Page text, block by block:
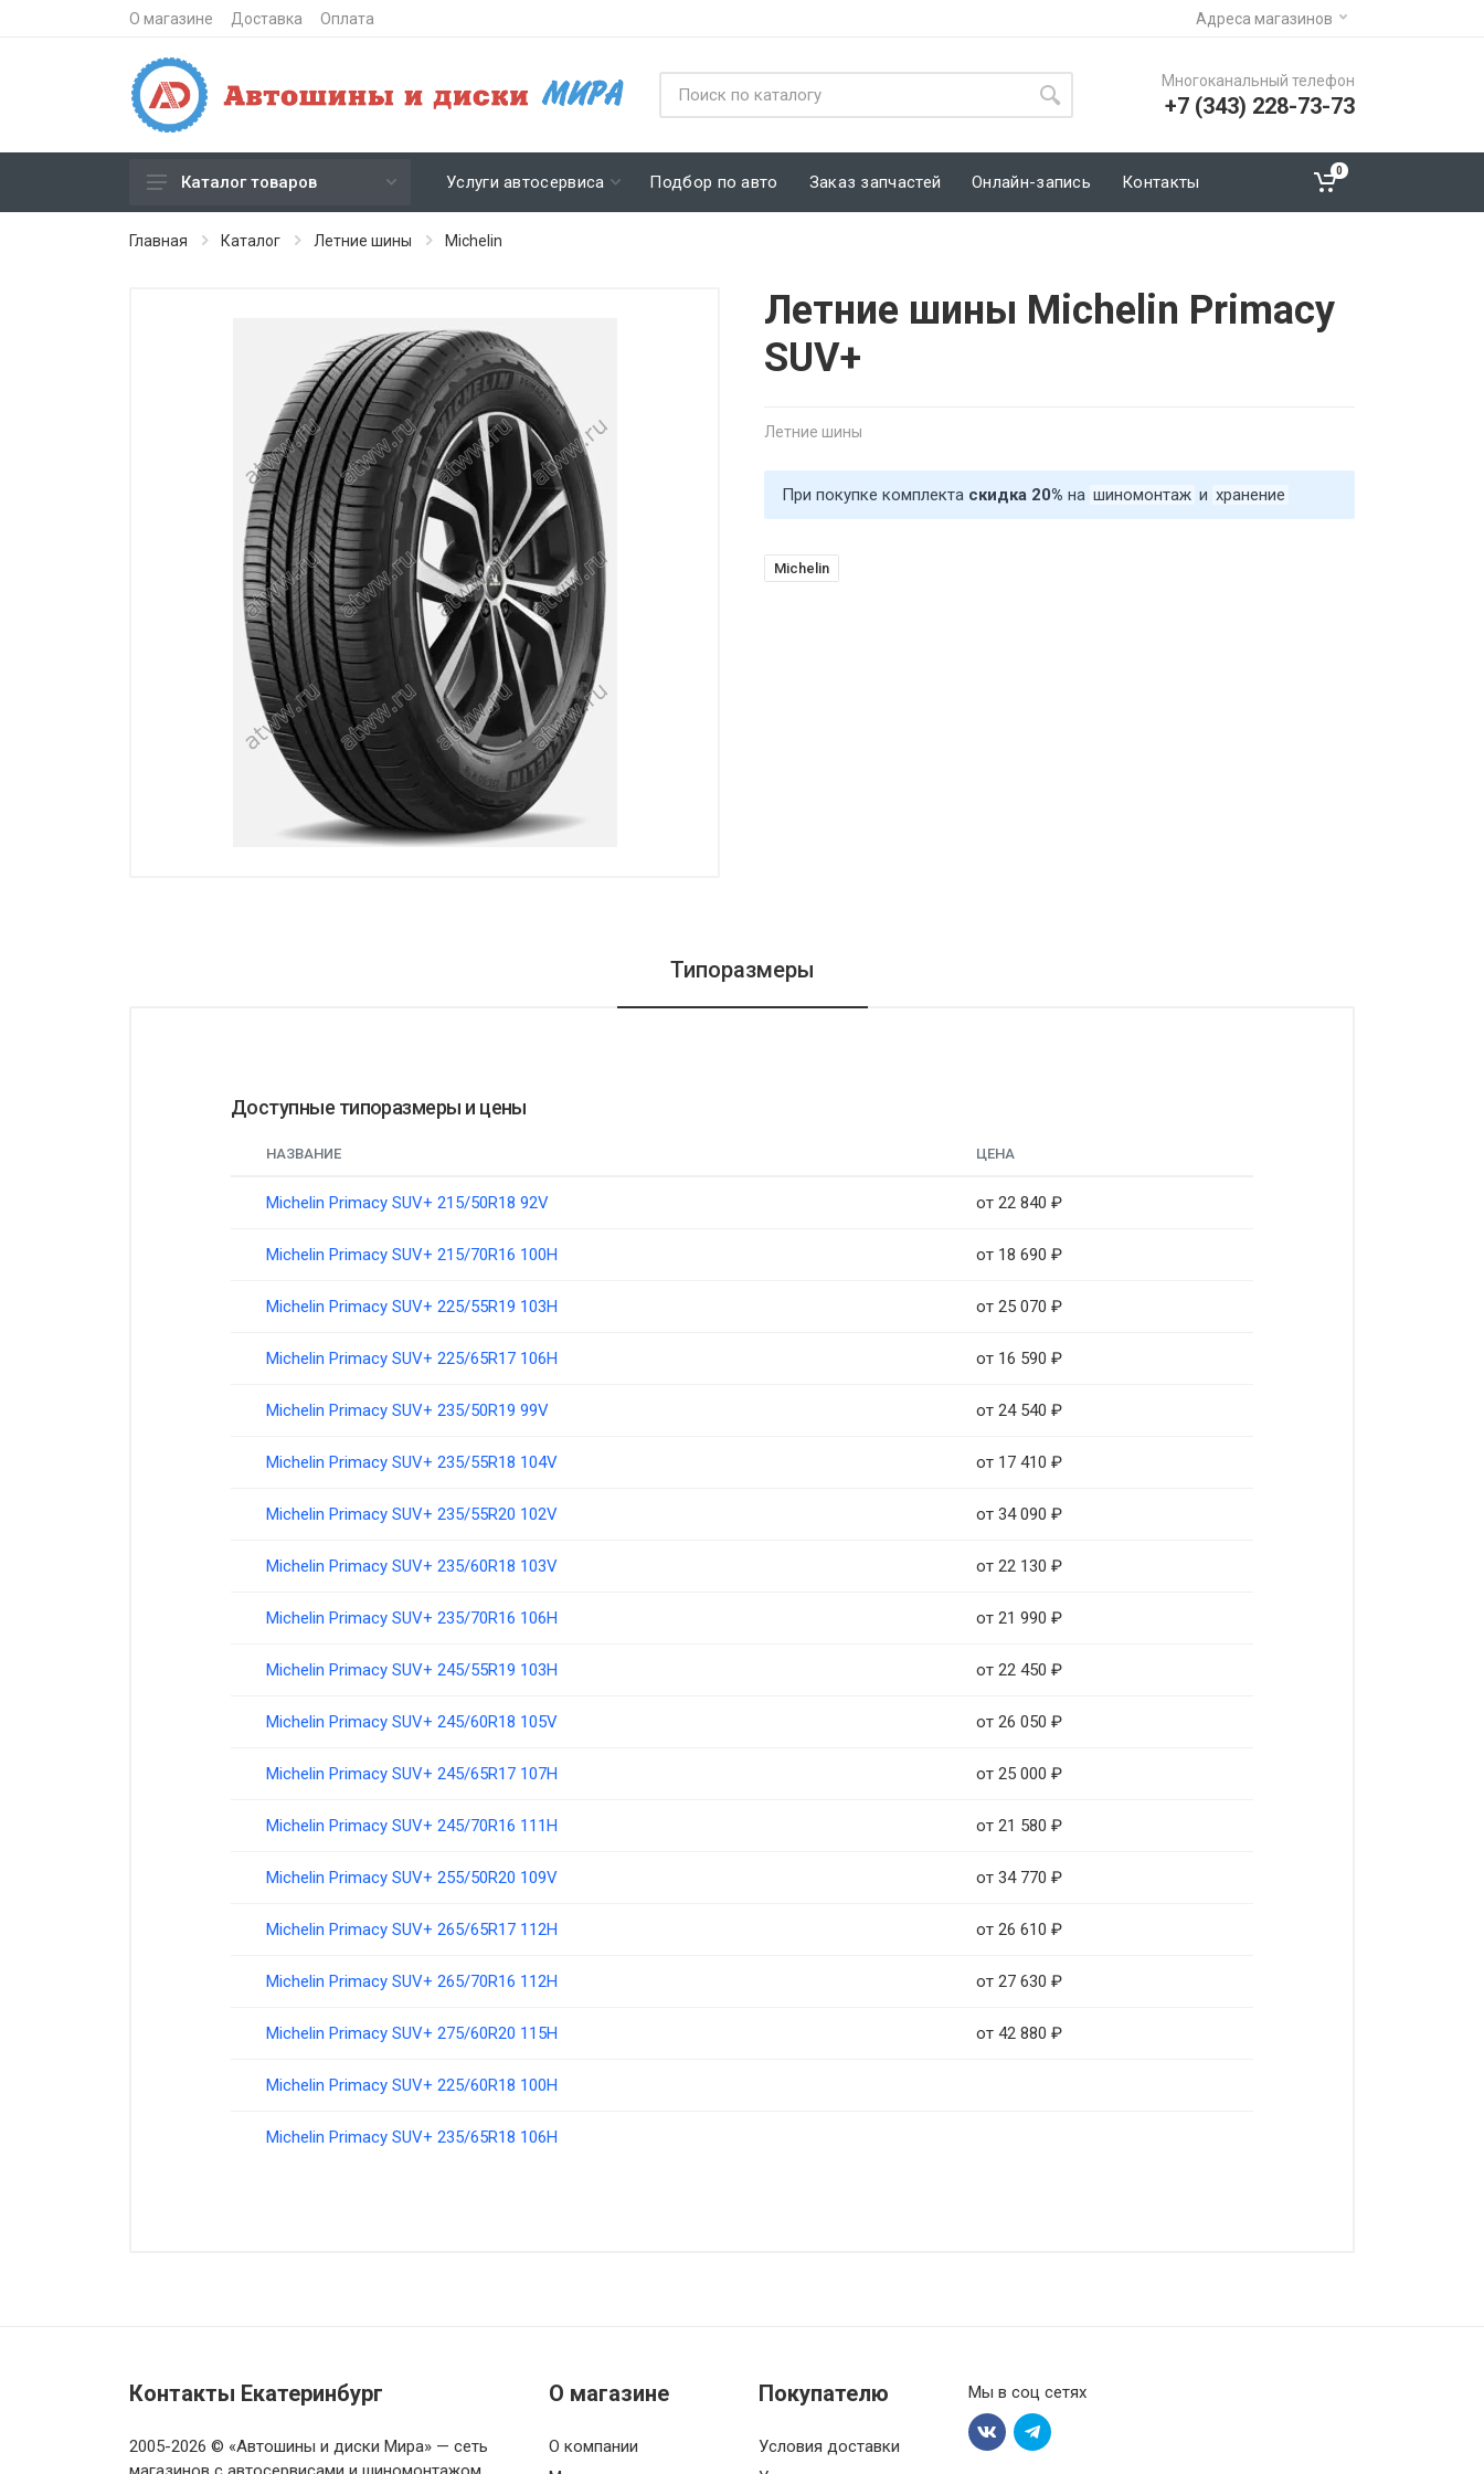
О магазине Доставка Оплата Адреса магазинов
Многоканальный телефон
+7 (343) 228-73-73
Зимние шипованные шины
Штампованные диски
Каталог товаров Услуги автосервиса Подбор по авто Заказ запчастей Онлайн-запись Контакты
0
Главная Каталог Летние шины Michelin
Летние шины Michelin Primacy
SUV+
Летние шины
При покупке комплекта скидка 20% на шиномонтаж и хранение
Michelin
Типоразмеры
Доступные типоразмеры и цены
НАЗВАНИЕ ЦЕНА
Michelin Primacy SUV+ 215/50R18 92V от 22 840 ₽
Michelin Primacy SUV+ 215/70R16 100H от 18 690 ₽
Michelin Primacy SUV+ 225/55R19 103H от 25 070 ₽
Michelin Primacy SUV+ 225/65R17 106H от 16 590 ₽
Michelin Primacy SUV+ 235/50R19 99V от 24 540 ₽
Michelin Primacy SUV+ 235/55R18 104V от 17 410 ₽
Michelin Primacy SUV+ 235/55R20 102V от 34 090 ₽
Michelin Primacy SUV+ 235/60R18 103V от 22 130 ₽
Michelin Primacy SUV+ 235/70R16 106H от 21 990 ₽
Michelin Primacy SUV+ 245/55R19 103H от 22 450 ₽
Michelin Primacy SUV+ 245/60R18 105V от 26 050 ₽
Michelin Primacy SUV+ 245/65R17 107H от 25 000 ₽
Michelin Primacy SUV+ 245/70R16 111H от 21 580 ₽
Michelin Primacy SUV+ 255/50R20 109V от 34 770 ₽
Michelin Primacy SUV+ 265/65R17 112H от 26 610 ₽
Michelin Primacy SUV+ 265/70R16 112H от 27 630 ₽
Michelin Primacy SUV+ 275/60R20 115H от 42 880 ₽
Michelin Primacy SUV+ 225/60R18 100H
Michelin Primacy SUV+ 235/65R18 106H
Контакты Екатеринбург
2005-2026 © «Автошины и диски Мира» — сеть
О магазине
О компании
Покупателю
Условия доставки
Мы в соц сетях